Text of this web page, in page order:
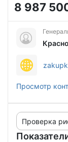
8 987
Просмотр
Проверка